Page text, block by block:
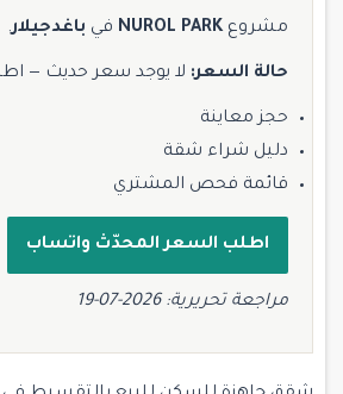
مشروعNUROL PARK في باغدجيلار.
حالة السعر: لا يوجد سعر حديث —
حجز معاينة
دليل شراء شقة
قائمة فحص المشتري
اطلب السعر المحدّث واتساب
مراجعة تحريرية: 2026-07-19